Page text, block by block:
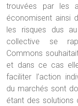
trouvées par les
économisent ainsi
les risques dus
collective se
Commons
et dans ce cas
faciliter l’action
du marchés sont
étant des solutions